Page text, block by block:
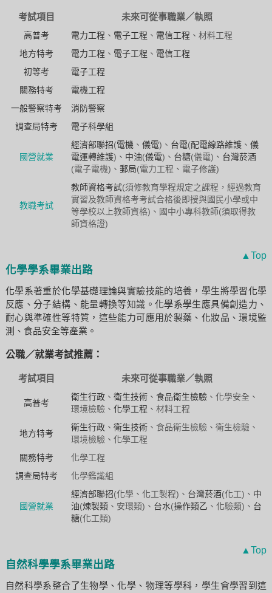
考試項目 未來可從事職業／執照
高普考 電力工程 、 電子工程 、 電信工程 、材料工程
地方特考
電力工程 、 電子工程 、 電信工程
初等考
電子工程
關務特考
電機工程
一般警察特考
消防警察
調查局特考
電子科學組
國營就業
經濟部聯招(電機 、 儀電)、 台電(配電線路維護、 儀
電運轉維護)、 中油(儀電)、 台糖(儀電)、 台灣菸酒
(電子電機)、 郵局(電力工程、電子修護)
教職考試
教師資格考試(須修教育學程規定之課程，經過教育
實習及教師資格考考試合格後即授與國民小學或中
等學校以上教師資格)、國中小專科教師(須取得教
師資格證)
▲Top
化學學系畢業出路
化學系著重於化學基礎理論與實驗技能的培養，學生將學習化學
反應、分子結構、能量轉換等知識。化學系學生應具備創造力、
耐心與準確性等特質，這些能力可應用於製藥、化妝品、環境監
測、食品安全等產業。
公職／就業考試推薦：
考試項目 未來可從事職業／執照
高普考
衛生行政、 衛生技術、 食品衛生檢驗、化學安全、
環境檢驗、 化學工程 、材料工程
地方特考
衛生行政、 衛生技術、食品衛生檢驗、衛生檢驗、
環境檢驗、化學工程
關務特考
化學工程
調查局特考
化學鑑識組
國營就業
經濟部聯招(化學、化工製程)、 台灣菸酒(化工)、 中
油(煉製類、安環類)、 台水(操作類乙 、化驗類)、 台
糖(化工類)
▲Top
自然科學學系畢業出路
自然科學系整合了生物學、化學、物理等學科，學生會學習到這